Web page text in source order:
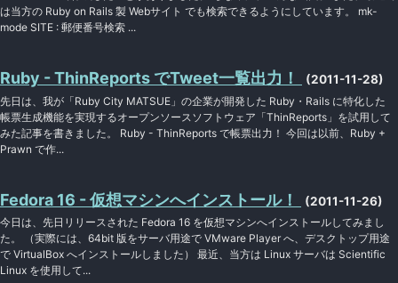
は当方の Ruby on Rails 製 Webサイト でも検索できるようにしています。 mk-
mode SITE : 郵便番号検索 ...
Ruby - ThinReports でTweet一覧出力！ (2011-11-28)
先日は、我が「Ruby City MATSUE」の企業が開発した Ruby・Rails に特化した
帳票生成機能を実現するオープンソースソフトウェア「ThinReports」を試用して
みた記事を書きました。 Ruby - ThinReports で帳票出力！ 今回は以前、Ruby +
Prawn で作...
Fedora 16 - 仮想マシンへインストール！ (2011-11-26)
今日は、先日リリースされた Fedora 16 を仮想マシンへインストールしてみまし
た。 （実際には、64bit 版をサーバ用途で VMware Player へ、デスクトップ用途
で VirtualBox へインストールしました） 最近、当方は Linux サーバは Scientific
Linux を使用して...